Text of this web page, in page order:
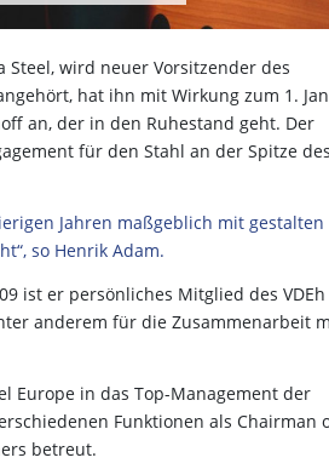
Steel, wird neuer Vorsitzender des
hat ihn mit Wirkung zum 1.
an, der in den Ruhestand geht. Der
für den Stahl an der Spitze
Jahren maßgeblich mit gestalten
so Henrik Adam.
ist er persönliches Mitglied des
anderem für die Zusammenarbeit
Europe in das Top-Management der
Funktionen als Chairman
betreut.